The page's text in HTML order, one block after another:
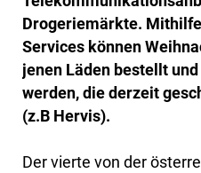
Drogeriemärkte.
Services können
jenen Läden bestellt
werden, die derzeit
(z.B Hervis).
Der vierte von der